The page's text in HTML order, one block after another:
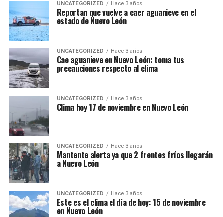
UNCATEGORIZED Hace 3 años
Reportan que vuelve a caer aguanieve en el
estado de Nuevo León
UNCATEGORIZED Hace 3 años
Cae aguanieve en Nuevo León: toma tus
precauciones respecto al clima
UNCATEGORIZED Hace 3 años
Clima hoy 17 de noviembre en Nuevo León
UNCATEGORIZED Hace 3 años
Mantente alerta ya que 2 frentes fríos llegarán
a Nuevo León
UNCATEGORIZED Hace 3 años
Este es el clima el día de hoy: 15 de noviembre
en Nuevo León